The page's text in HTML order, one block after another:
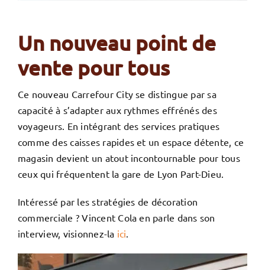
Un nouveau point de
vente pour tous
Ce nouveau Carrefour City se distingue par sa
capacité à s’adapter aux rythmes effrénés des
voyageurs. En intégrant des services pratiques
comme des caisses rapides et un espace détente, ce
magasin devient un atout incontournable pour tous
ceux qui fréquentent la gare de Lyon Part-Dieu.
Intéressé par les stratégies de décoration
commerciale ? Vincent Cola en parle dans son
interview, visionnez-la ici